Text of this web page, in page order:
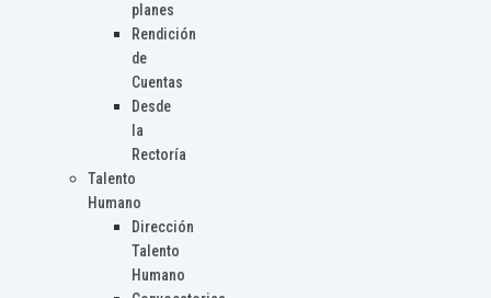
planes
Rendición
de
Cuentas
Desde
la
Rectoría
Talento
Humano
Dirección
Talento
Humano